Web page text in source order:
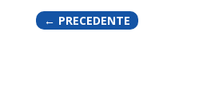
← PRECEDENTE